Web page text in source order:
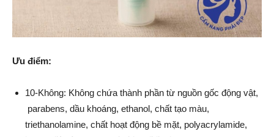
Ưu điểm:
10-Không: Không chứa thành phần từ nguồn gốc động vật,
parabens, dầu khoáng, ethanol, chất tạo màu,
triethanolamine, chất hoạt động bề mặt, polyacrylamide,